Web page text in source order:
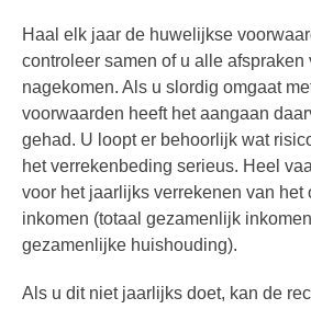
Haal elk jaar de huwelijkse
controleer samen of u alle afspraken
nagekomen. Als u slordig omgaat
voorwaarden heeft het aangaan
gehad. U loopt er behoorlijk wat
het verrekenbeding serieus. Heel
voor het jaarlijks verrekenen van het
inkomen (totaal gezamenlijk
gezamenlijke huishouding).
Als u dit niet jaarlijks doet, kan de